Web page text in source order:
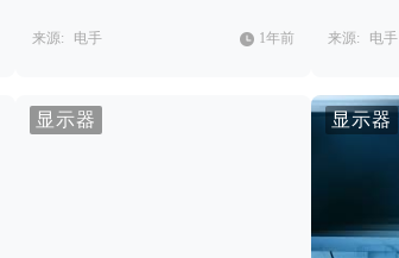
来源: 电手 1年前 来源: 电手
显示器 显示器